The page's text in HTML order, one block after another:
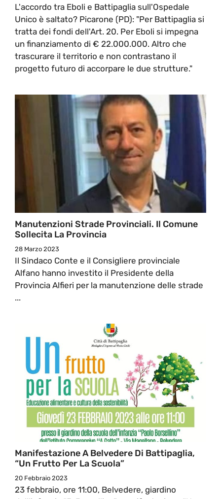
L'accordo tra Eboli e Battipaglia sull'Ospedale
Unico è saltato? Picarone (PD): "Per Battipaglia si
tratta dei fondi dell'Art. 20. Per Eboli si impegna
un finanziamento di € 22.000.000. Altro che
trascurare il territorio e non contrastano il
progetto futuro di accorpare le due strutture."
Manutenzioni Strade Provinciali. Il Comune
Sollecita La Provincia
28 Marzo 2023
Il Sindaco Conte e il Consigliere provinciale
Alfano hanno investito il Presidente della
Provincia Alfieri per la manutenzione delle strade
...
Manifestazione A Belvedere Di Battipaglia,
“Un Frutto Per La Scuola”
20 Febbraio 2023
23 febbraio, ore 11:00, Belvedere, giardino